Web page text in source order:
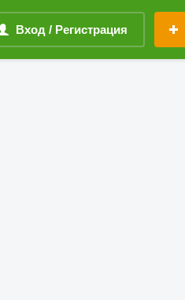
Вход / Регистрация